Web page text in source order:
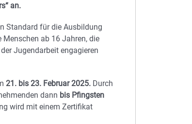
an.
Standard für die Ausbildung
ab 16 Jahren, die
Jugendarbeit engagieren
21. bis 23. Februar 2025. Durch
dann bis Pfingsten
wird mit einem Zertifikat